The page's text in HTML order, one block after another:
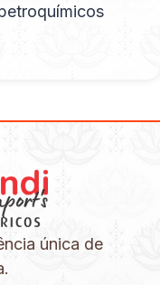
única de